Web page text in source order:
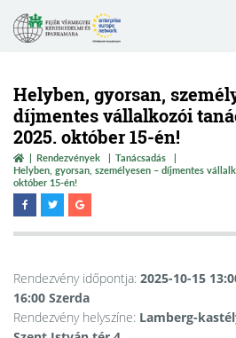
Helyben, gyorsan,
díjmentes vállalkozói
2025. október 15-én!
Rendezvények
Tanácsadás
Helyben, gyorsan, személyesen – díjmentes
október 15-én!
Rendezvény időpontja: 2025-10-15
16:00 Szerda
Rendezvény helyszíne: Lamberg-